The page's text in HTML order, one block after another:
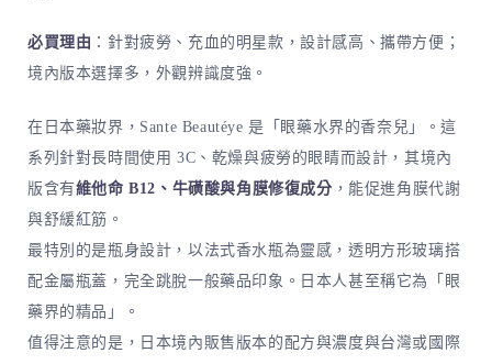
必買理由 ：針對疲勞、充血的明星款，設計感高、攜帶方便；
境內版本選擇多，外觀辨識度強。
在日本藥妝界，Sante Beautéye 是「眼藥水界的香奈兒」。這
系列針對長時間使用 3C、乾燥與疲勞的眼睛而設計，其境內
版含有維他命 B12、牛磺酸與角膜修復成分 ，能促進角膜代謝
與舒緩紅筋。
最特別的是瓶身設計，以法式香水瓶為靈感，透明方形玻璃搭
配金屬瓶蓋，完全跳脫一般藥品印象。日本人甚至稱它為「眼
藥界的精品」。
值得注意的是，日本境內販售版本的配方與濃度與台灣或國際